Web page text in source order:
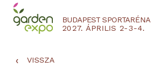
BUDAPEST SPORTARÉNA
2027. ÁPRILIS 2-3-4.
‹ VISSZA